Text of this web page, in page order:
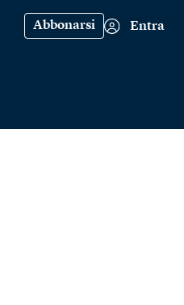
Abbonarsi Entra